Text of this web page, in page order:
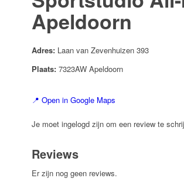
Apeldoorn
Adres:Laan van Zevenhuizen 393
Plaats:7323AW Apeldoorn
📍 Open in Google Maps
Je moet ingelogd zijn om een review te
Reviews
Er zijn nog geen reviews.